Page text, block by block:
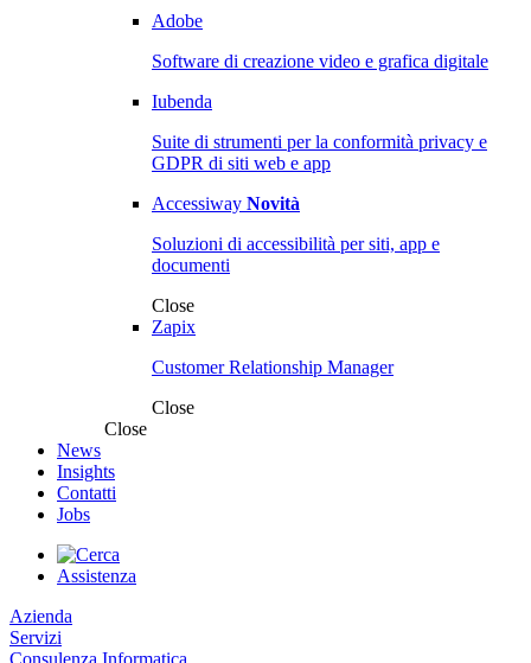
Adobe
Software di creazione video e grafica digitale
Iubenda
Suite di strumenti per la conformità privacy e
GDPR di siti web e app
Accessiway Novità
Soluzioni di accessibilità per siti, app e
documenti
Close
Zapix
Customer Relationship Manager
Close
Close
News
Insights
Contatti
Jobs
Assistenza
Azienda
Servizi
Consulenza Informatica